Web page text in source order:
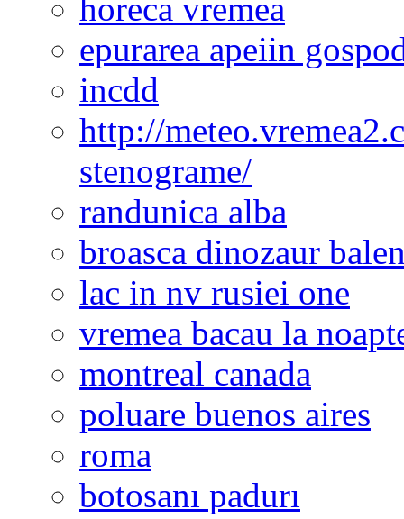
horeca vremea
epurarea apeiin
incdd
http://
stenograme/
randunica alba
broasca dinozaur
lac in nv rusiei one
vremea bacau la
montreal canada
poluare buenos aires
roma
botosanı padurı